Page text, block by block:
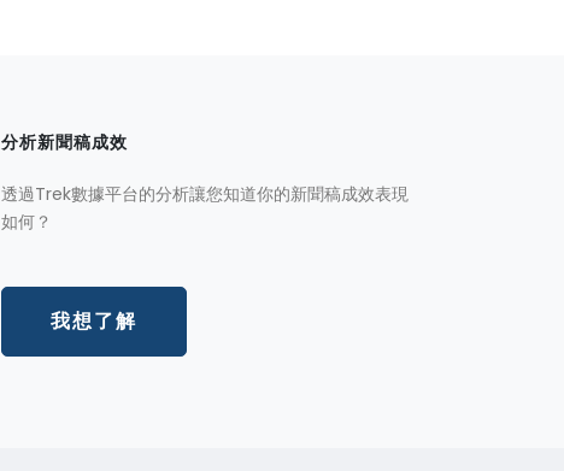
分析新聞稿成效
透過Trek數據平台的分析讓您知道你的新聞稿成效表現
如何？
我想了解